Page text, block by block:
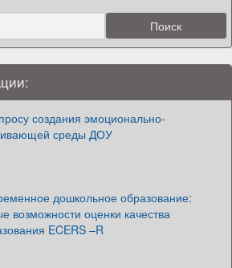
создания эмоционально-
среды ДОУ
дошкольное образование:
возможности оценки качества
ECERS –R